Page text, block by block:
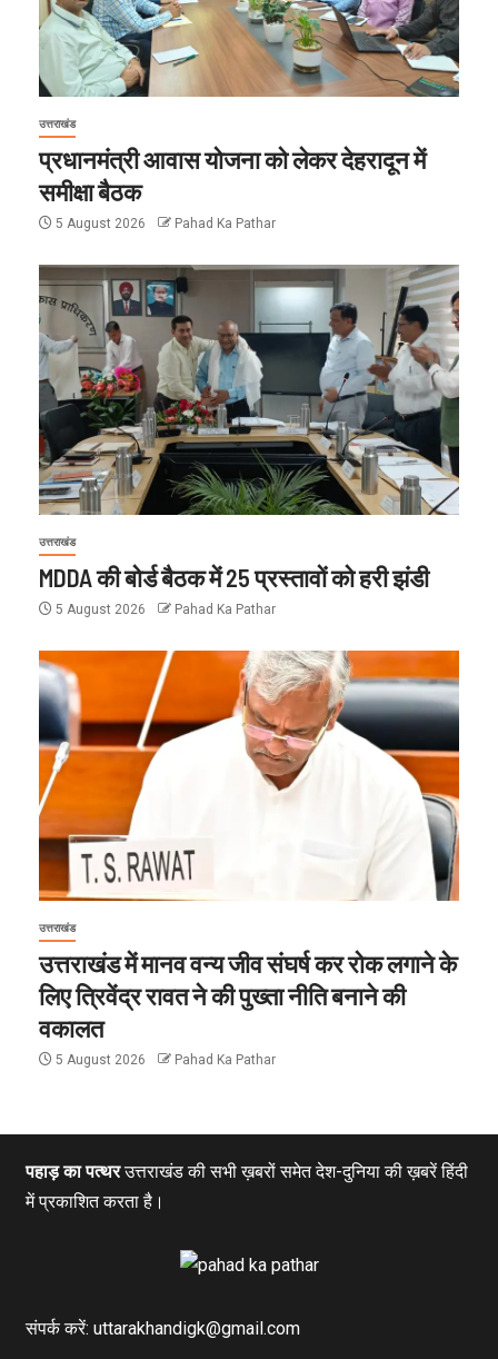
उत्तराखंड
प्रधानमंत्री आवास योजना को लेकर देहरादून में
समीक्षा बैठक
5 August 2026 Pahad Ka Pathar
उत्तराखंड
MDDA की बोर्ड बैठक में 25 प्रस्तावों को हरी झंडी
5 August 2026 Pahad Ka Pathar
उत्तराखंड
उत्तराखंड में मानव वन्य जीव संघर्ष कर रोक लगाने के
लिए त्रिवेंद्र रावत ने की पुख्ता नीति बनाने की
वकालत
5 August 2026 Pahad Ka Pathar
पहाड़ का पत्थरउत्तराखंड की सभी ख़बरों समेत देश-दुनिया की ख़बरें हिंदी
में प्रकाशित करता है।
संपर्क करें: uttarakhandigk@gmail.com